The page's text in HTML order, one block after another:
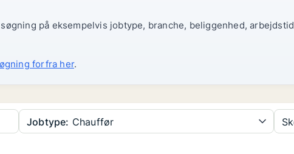
på eksempelvis jobtype, branche, beliggenhed,
forfra her.
Jobtype: Chauffør